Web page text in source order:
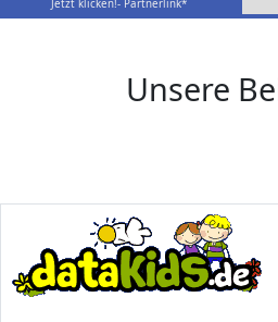
Jetzt klicken!- Partnerlink*
Unsere